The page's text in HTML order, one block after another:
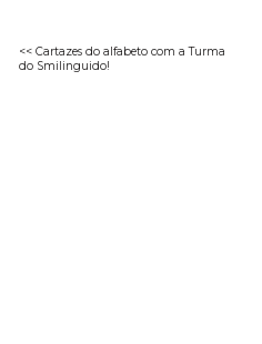
<< Cartazes do alfabeto com a Turma
do Smilinguido!